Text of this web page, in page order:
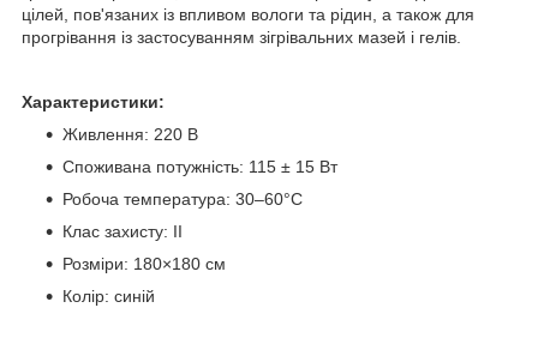
цілей, пов'язаних із впливом вологи та рідин, а також для
прогрівання із застосуванням зігрівальних мазей і гелів.
Характеристики:
Живлення: 220 В
Споживана потужність: 115 ± 15 Вт
Робоча температура: 30–60°C
Клас захисту: II
Розміри: 180×180 см
Колір: синій